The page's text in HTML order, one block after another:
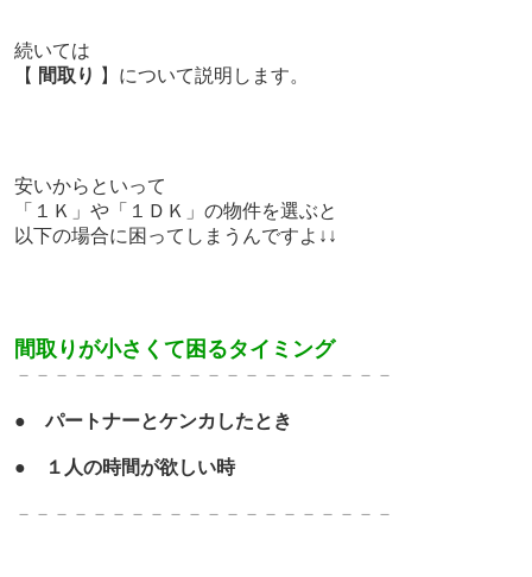
続いては
【 間取り 】について説明します。
安いからといって
「１Ｋ」や「１ＤＫ」の物件を選ぶと
以下の場合に困ってしまうんですよ↓↓
間取りが小さくて困るタイミング
－－－－－－－－－－－－－ －－－－－－－
●パートナーとケンカしたとき
● １人の時間が欲しい時
－－－－－－－－－－－－－ －－－－－－－